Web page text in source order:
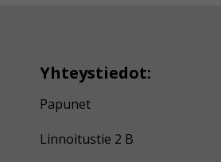
Yhteystiedot:
Papunet
Linnoitustie 2 B